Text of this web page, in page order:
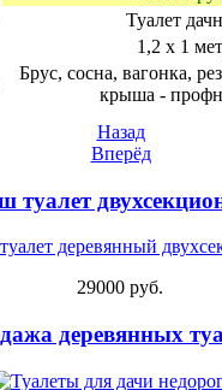
Туалет
1,2 х 1
Брус, сосна, вагонка,
крыша -
Назад
Вперёд
туалет
29000 руб.
деревянных